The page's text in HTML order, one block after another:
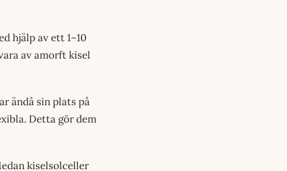
hjälp av ett 1–10
av amorft kisel
ändå sin plats på
Detta gör dem
kiselsolceller